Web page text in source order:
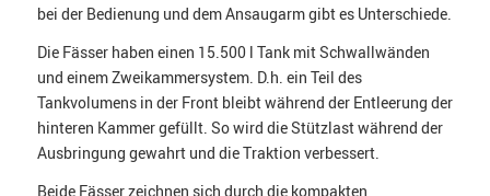
bei der Bedienung und dem Ansaugarm gibt es Unterschiede.
Die Fässer haben einen 15.500 l Tank mit Schwallwänden
und einem Zweikammersystem. D.h. ein Teil des
Tankvolumens in der Front bleibt während der Entleerung der
hinteren Kammer gefüllt. So wird die Stützlast während der
Ausbringung gewahrt und die Traktion verbessert.
Beide Fässer zeichnen sich durch die kompakten